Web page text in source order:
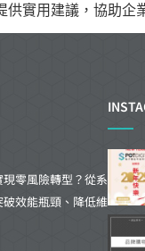
實用建議，協助企
零風險轉型？從系
效能瓶頸、降低維